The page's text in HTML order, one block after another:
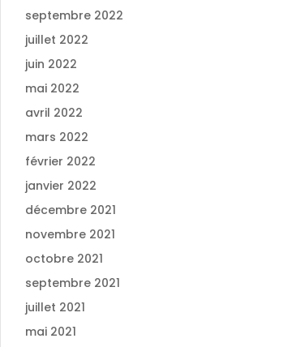
septembre 2022
juillet 2022
juin 2022
mai 2022
avril 2022
mars 2022
février 2022
janvier 2022
décembre 2021
novembre 2021
octobre 2021
septembre 2021
juillet 2021
mai 2021